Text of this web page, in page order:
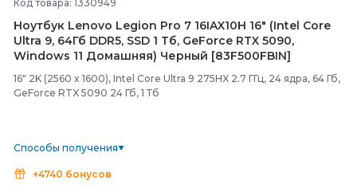
Код товара: 1330949
Ноутбук Lenovo Legion Pro 7 16IAX10H 16" (Intel Core
Ultra 9, 64Гб DDR5, SSD 1 Тб, GeForce RTX 5090,
Windows 11 Домашняя) Черный [83F500FBIN]
16" 2K (2560 x 1600), Intel Core Ultra 9 275HX 2.7 ГГц, 24 ядра, 64 Гб,
GeForce RTX 5090 24 Гб, 1 Тб
Способы получения
+4740 бонусов